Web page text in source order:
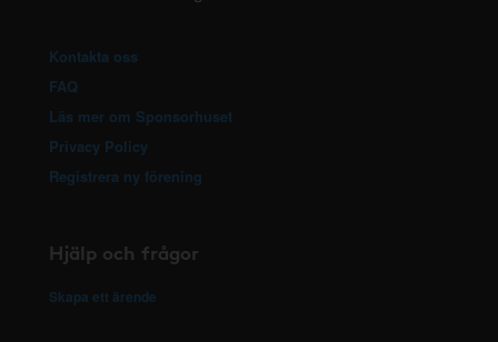
Kontakta oss
FAQ
Läs mer om Sponsorhuset
Privacy Policy
Registrera ny förening
Hjälp och frågor
Skapa ett ärende